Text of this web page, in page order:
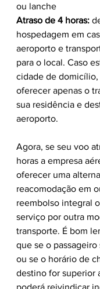
ou lanche
Atraso de 4 horas:
hospedagem em
aeroporto e
para o local. Caso
cidade de domicílio,
oferecer apenas o
sua residência e
aeroporto.
Agora, se seu voo
horas a empresa
oferecer uma
reacomodação em
reembolso integral
serviço por outra
transporte. É bom
que se o
ou se o horário de
destino for superior
poderá reivindicar